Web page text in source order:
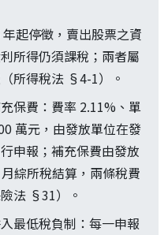
起停徵，賣出股票之資
所得仍須課稅；兩者屬
所得稅法 §4-1）。
保費：費率 2.11%、單
萬元，由發放單位在發
申報；補充保費由發放
綜所稅結算，兩條稅費
法 §31）。
最低稅負制：每一申報